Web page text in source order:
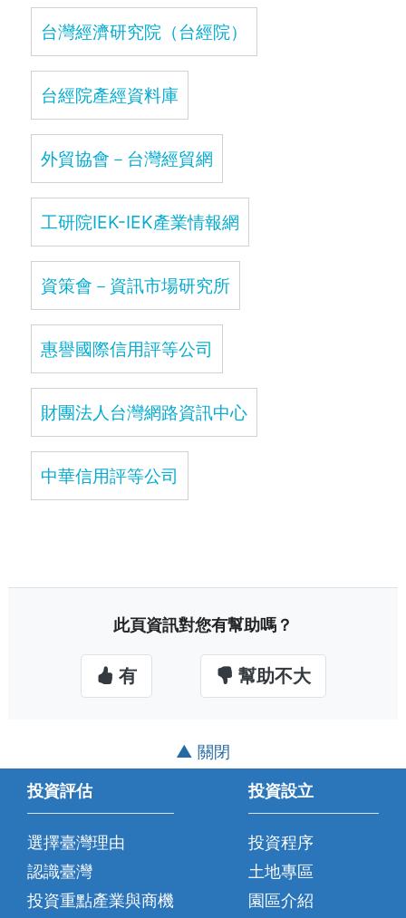
台灣經濟研究院（台經院）
台經院產經資料庫
外貿協會－台灣經貿網
工研院IEK-IEK產業情報網
資策會－資訊市場研究所
惠譽國際信用評等公司
財團法人台灣網路資訊中心
中華信用評等公司
此頁資訊對您有幫助嗎？
有 幫助不大
▲ 關閉
投資評估
選擇臺灣理由
認識臺灣
投資重點產業與商機
投資設立
投資程序
土地專區
園區介紹